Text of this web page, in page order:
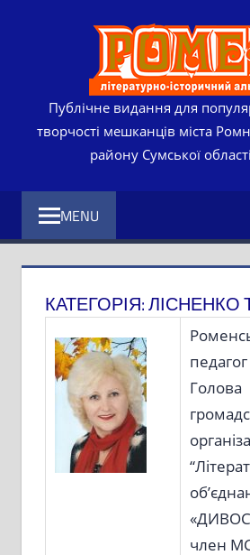
Публічне видання для
творчості мешканців міста
району Сумської
MENU
КАТЕГОРІЯ:ЛІСНЕНКО
член